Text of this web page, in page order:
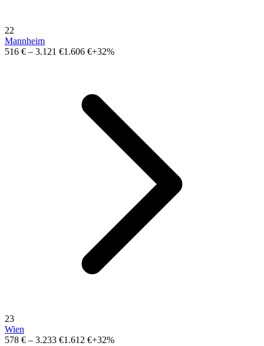
22
Mannheim
516 € – 3.121 €1.606 €+32%
23
Wien
578 € – 3.233 €1.612 €+32%